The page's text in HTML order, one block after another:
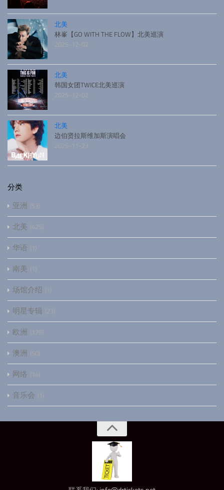
北美
林峯【GO WITH THE FLOW】北美巡演
2025-12-02
北美
韩国女团TWICE北美巡演
2025-12-02
北美
边伯贤拉斯维加斯演唱会
2025-11-23
分类
亚洲 53
北美 425
华语 1
南美 1
场馆介绍 1
明星专辑 23
欧洲 126
澳洲 50
网络 14
音乐会 1